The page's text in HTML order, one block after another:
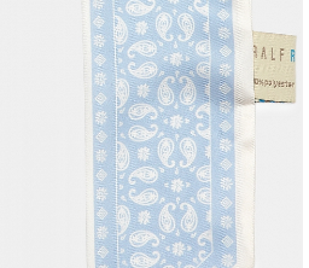
Изменить город